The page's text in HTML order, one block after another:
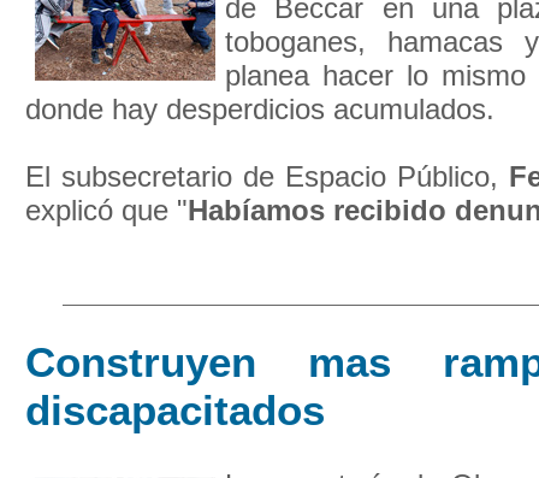
de Beccar en una
toboganes, hamacas
planea hacer lo
donde hay desperdicios acumulados.
El subsecretario de Espacio Público,
explicó que "Habíamos recibido
Construyen mas
discapacitados